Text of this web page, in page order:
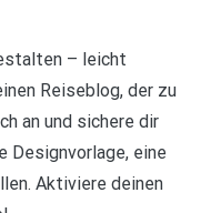
– leicht
Reiseblog, der zu
an und sichere dir
Designvorlage, eine
Aktiviere deinen